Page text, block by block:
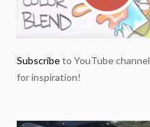
Subscribeto YouTube channel
for inspiration!